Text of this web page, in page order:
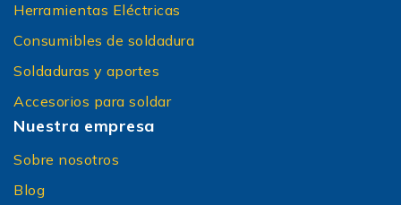
Herramientas Eléctricas
Consumibles de soldadura
Soldaduras y aportes
Accesorios para soldar
Nuestra empresa
Sobre nosotros
Blog